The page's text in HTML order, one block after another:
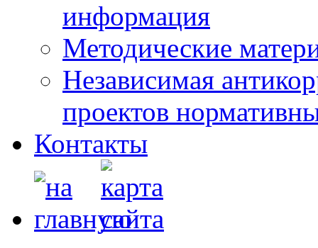
информация
Методические
Независимая
проектов
Контакты